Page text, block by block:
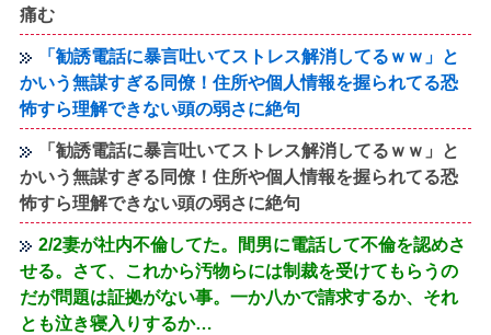
痛む
「勧誘電話に暴言吐いてストレス解消してるｗｗ」と
かいう無謀すぎる同僚！住所や個人情報を握られてる恐
怖すら理解できない頭の弱さに絶句
「勧誘電話に暴言吐いてストレス解消してるｗｗ」と
かいう無謀すぎる同僚！住所や個人情報を握られてる恐
怖すら理解できない頭の弱さに絶句
2/2妻が社内不倫してた。間男に電話して不倫を認めさ
せる。さて、これから汚物らには制裁を受けてもらうの
だが問題は証拠がない事。一か八かで請求するか、それ
とも泣き寝入りするか…